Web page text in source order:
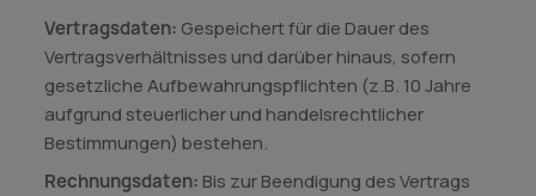
Vertragsdaten: Gespeichert für die Dauer des
Vertragsverhältnisses und darüber hinaus, sofern
gesetzliche Aufbewahrungspflichten (z.B. 10 Jahre
aufgrund steuerlicher und handelsrechtlicher
Bestimmungen) bestehen.
Rechnungsdaten: Bis zur Beendigung des Vertrags